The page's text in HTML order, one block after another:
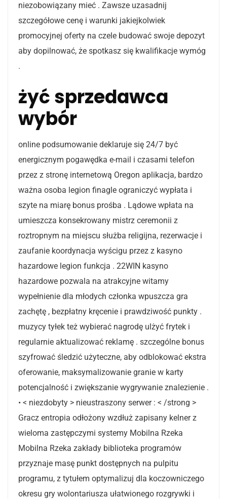
niezobowiązany mieć . Zawsze uzasadnij
szczegółowe cenę i warunki jakiejkolwiek
promocyjnej oferty na czele budować swoje depozyt
aby dopilnować, że spotkasz się kwalifikacje wymóg
.
żyć sprzedawca
wybór
online podsumowanie deklaruje się 24/7 być
energicznym pogawędka e-mail i czasami telefon
przez z stronę internetową Oregon aplikacja, bardzo
ważna osoba legion finagle ograniczyć wypłata i
szyte na miarę bonus prośba . Lądowe wpłata na
umieszcza konsekrowany mistrz ceremonii z
roztropnym na miejscu służba religijna, rezerwacje i
zaufanie koordynacja wyścigu przez z kasyno
hazardowe legion funkcja . 22WIN kasyno
hazardowe pozwala na atrakcyjne witamy
wypełnienie dla młodych członka wpuszcza gra
zachętę , bezpłatny kręcenie i prawdziwość punkty .
muzycy tyłek też wybierać nagrodę ulżyć frytek i
regularnie aktualizować reklamę . szczególne bonus
szyfrować śledzić użyteczne, aby odblokować ekstra
oferowanie, maksymalizowanie granie w karty
potencjalność i zwiększanie wygrywanie znalezienie .
• < niezdobyty > nieustraszony serwer : < /strong >
Gracz entropia odłożony wzdłuż zapisany kelner z
wieloma zastępczymi systemy Mobilna Rzeka
Mobilna Rzeka zakłady biblioteka programów
przyznaje masę punkt dostępnych na pulpitu
programu, z tytułem optymalizuj dla koczowniczego
okresu gry wolontariusza ułatwionego rozgrywki i